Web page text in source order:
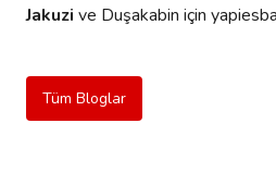
Jakuzi ve Duşakabin için
Tüm Bloglar